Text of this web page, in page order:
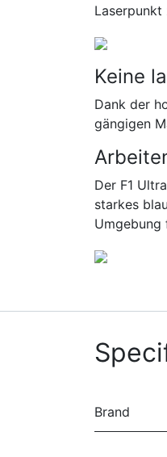
Keine
Dank der
gängigen
Der F1
starkes
Umgebung
Brand